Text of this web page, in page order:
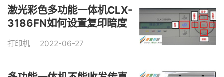
激光彩色多功能一体机CLX-
3186FN如何设置复印暗度
打印机 2022-06-27